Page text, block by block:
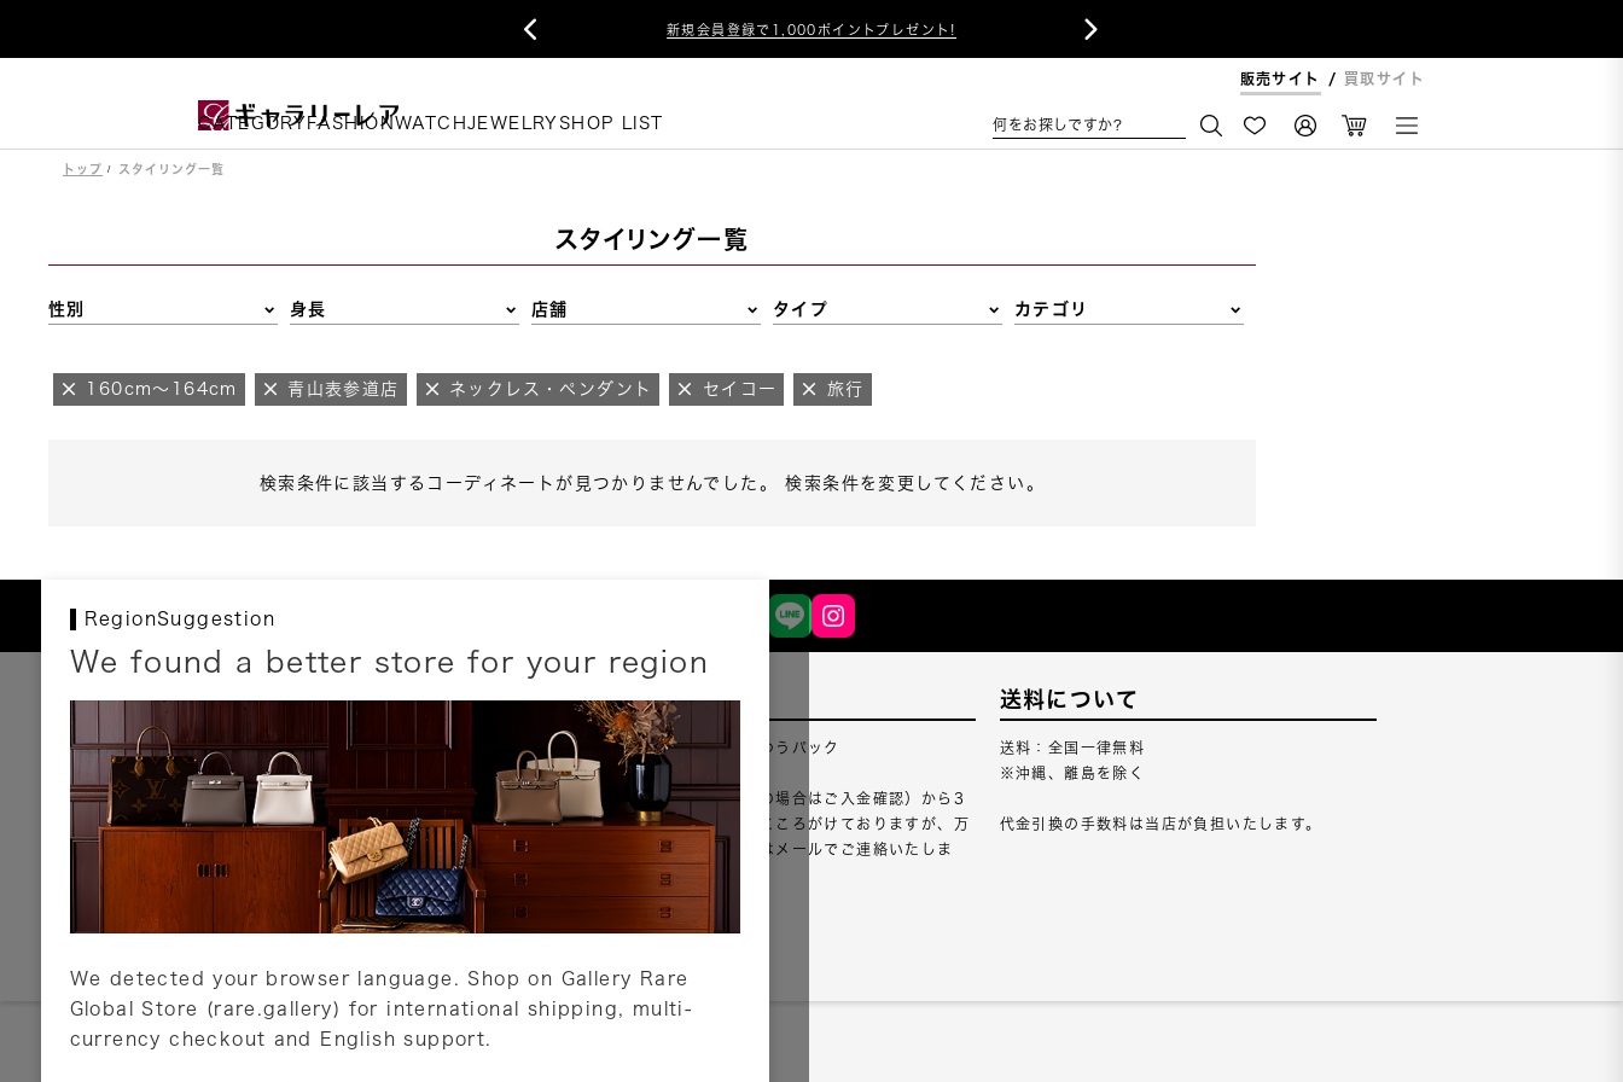
新規会員登録で1,000ポイントプレゼント!
 
販売サイト 買取サイト
CATEGORY FASHIONWATCHJEWELRY SHOP LIST 何をお探しですか?
トップ スタイリング一覧
スタイリング一覧
性別 身長 店舗 タイプ カテゴリ
160cm～164cm 青山表参道店 ネックレス・ペンダント セイコー 旅行
検索条件に該当するコーディネートが見つかりませんでした。 検索条件を変更してください。
RegionSuggestion
We found a better store for your region
We detected your browser language. Shop on Gallery Rare
Global Store (rare.gallery) for international shipping, multi-
currency checkout and English support.
お支払いについて
以下のお支払方法が利用可能です。
クレジットカード
ショッピングローン
銀行振込・郵便振替
代金引換
Amazon Pay
PayPay
店頭支払い
詳しくはこちら
配送について
配送業者：佐川急便・ゆうパック
ご注文確認（銀行振込の場合はご入金確認）から3
営業日以内のご出荷をこころがけておりますが、万
が一出荷が遅れる場合はメールでご連絡いたしま
詳しくはこちら
送料について
送料：全国一律無料
※沖縄、離島を除く
代金引換の手数料は当店が負担いたします。